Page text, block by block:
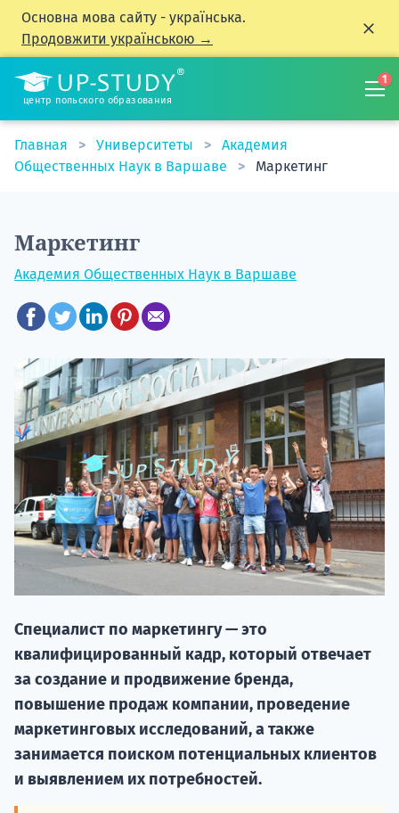
Основна мова сайту - українська.
Продовжити українською →
центр польского образования
1
Главная Университеты
Академия
Общественных Наук в Варшаве
Маркетинг
Маркетинг
Академия Общественных Наук в Варшаве
Специалист по маркетингу — это
квалифицированный кадр, который отвечает
за создание и продвижение бренда,
повышение продаж компании, проведение
маркетинговых исследований, а также
занимается поиском потенциальных клиентов
и выявлением их потребностей.